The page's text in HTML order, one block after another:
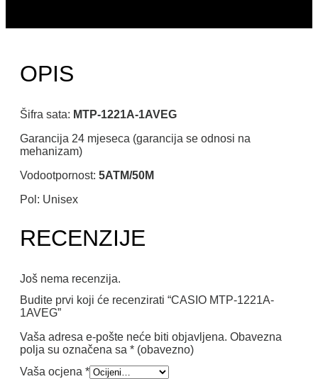
OPIS
Šifra sata: MTP-1221A-1AVEG
Garancija 24 mjeseca (garancija se odnosi na
mehanizam)
Vodootpornost: 5ATM/50M
Pol: Unisex
RECENZIJE
Još nema recenzija.
Budite prvi koji će recenzirati “CASIO MTP-1221A-
1AVEG”
Vaša adresa e-pošte neće biti objavljena. Obavezna
polja su označena sa * (obavezno)
Vaša ocjena *